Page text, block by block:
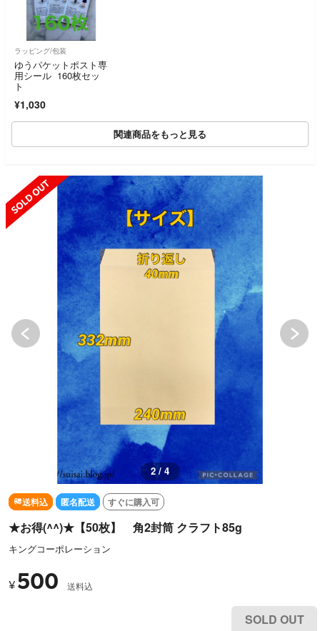
ラッピング/包装
ゆうパケットポスト専
用シール 160枚セッ
ト
¥1,030
関連商品をもっと見る
SOLD OUT
2 / 4
送料込 匿名配送 すぐに購入可
★お得(^^)★【50枚】 角2封筒 クラフト85g
キングコーポレーション
¥ 500 送料込
SOLD OUT